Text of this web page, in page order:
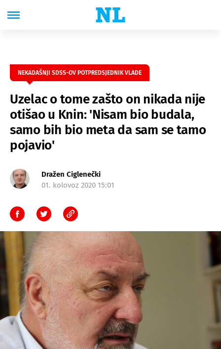
NEKADAŠNJI SDSS-OV POTPREDSJEDNIK VLADE
Uzelac o tome zašto on nikada nije
otišao u Knin: 'Nisam bio budala,
samo bih bio meta da sam se tamo
pojavio'
Dražen Ciglenečki
01. kolovoz 2020 15:01